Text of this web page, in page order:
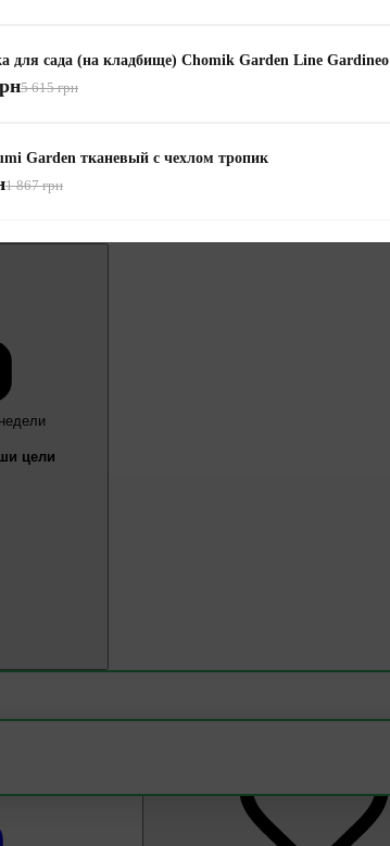
цели
для сада (на кладбище) Chomik Garden Line Gardineo
5 615 грн
Garden тканевый с чехлом тропик
1 867 грн